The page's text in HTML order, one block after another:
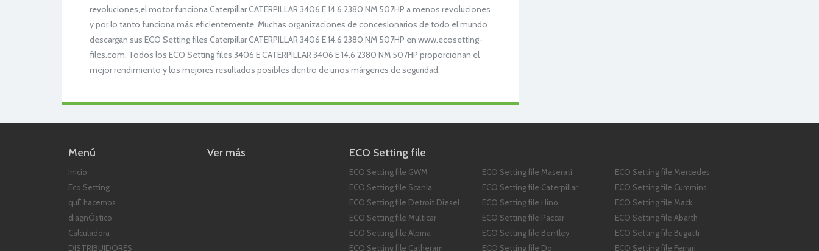
revoluciones,el motor funciona Caterpillar CATERPILLAR 3406 E 14.6 2380 NM 507HP a menos revoluciones
y por lo tanto funciona más eficientemente. Muchas organizaciones de concesionarios de todo el mundo
descargan sus ECO Setting files Caterpillar CATERPILLAR 3406 E 14.6 2380 NM 507HP en www.ecosetting-
files.com. Todos los ECO Setting files 3406 E CATERPILLAR 3406 E 14.6 2380 NM 507HP proporcionan el
mejor rendimiento y los mejores resultados posibles dentro de unos márgenes de seguridad.
Menú
Inicio
Eco Setting
quÉ hacemos
diagnÓstico
Calculadora
DISTRIBUIDORES
Ver más ECO Setting file
ECO Setting file GWM ECO Setting file Maserati
ECO Setting file Mercedes
ECO Setting file Scania
ECO Setting file Caterpillar
ECO Setting file Cummins
ECO Setting file Detroit Diesel
ECO Setting file Hino
ECO Setting file Mack
ECO Setting file Multicar
ECO Setting file Paccar
ECO Setting file Abarth
ECO Setting file Alpina
ECO Setting file Bentley
ECO Setting file Bugatti
ECO Setting file Catheram
ECO Setting file Do ECO Setting file Ferrari